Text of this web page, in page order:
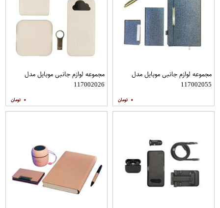
مجموعه لوازم جانبی موبایل مدل
117002055
۰
مجموعه لوازم جانبی موبایل مدل
117002026
۰